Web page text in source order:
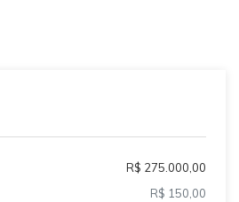
R$ 275.000,00
R$ 150,00